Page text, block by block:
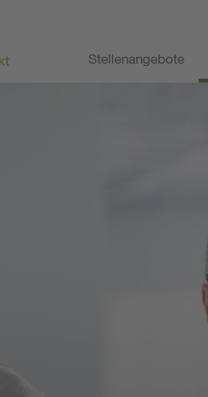
Stellenangebote